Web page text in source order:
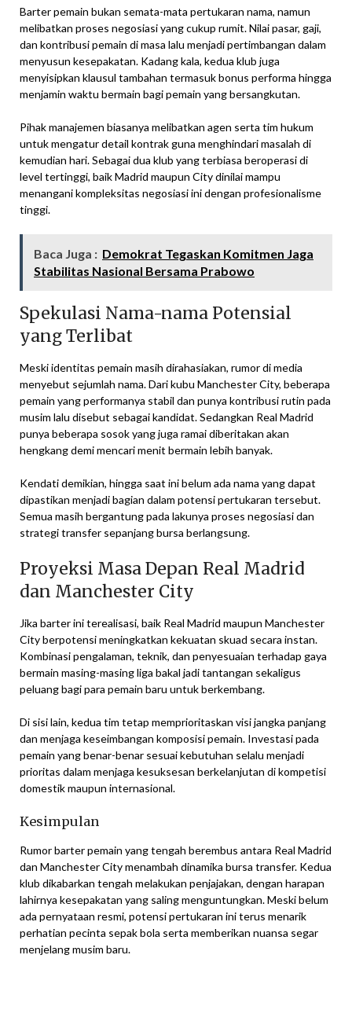
Barter pemain bukan semata-mata pertukaran nama, namun
melibatkan proses negosiasi yang cukup rumit. Nilai pasar, gaji,
dan kontribusi pemain di masa lalu menjadi pertimbangan dalam
menyusun kesepakatan. Kadang kala, kedua klub juga
menyisipkan klausul tambahan termasuk bonus performa hingga
menjamin waktu bermain bagi pemain yang bersangkutan.
Pihak manajemen biasanya melibatkan agen serta tim hukum
untuk mengatur detail kontrak guna menghindari masalah di
kemudian hari. Sebagai dua klub yang terbiasa beroperasi di
level tertinggi, baik Madrid maupun City dinilai mampu
menangani kompleksitas negosiasi ini dengan profesionalisme
tinggi.
Baca Juga : Demokrat Tegaskan Komitmen Jaga
Stabilitas Nasional Bersama Prabowo
Spekulasi Nama-nama Potensial
yang Terlibat
Meski identitas pemain masih dirahasiakan, rumor di media
menyebut sejumlah nama. Dari kubu Manchester City, beberapa
pemain yang performanya stabil dan punya kontribusi rutin pada
musim lalu disebut sebagai kandidat. Sedangkan Real Madrid
punya beberapa sosok yang juga ramai diberitakan akan
hengkang demi mencari menit bermain lebih banyak.
Kendati demikian, hingga saat ini belum ada nama yang dapat
dipastikan menjadi bagian dalam potensi pertukaran tersebut.
Semua masih bergantung pada lakunya proses negosiasi dan
strategi transfer sepanjang bursa berlangsung.
Proyeksi Masa Depan Real Madrid
dan Manchester City
Jika barter ini terealisasi, baik Real Madrid maupun Manchester
City berpotensi meningkatkan kekuatan skuad secara instan.
Kombinasi pengalaman, teknik, dan penyesuaian terhadap gaya
bermain masing-masing liga bakal jadi tantangan sekaligus
peluang bagi para pemain baru untuk berkembang.
Di sisi lain, kedua tim tetap memprioritaskan visi jangka panjang
dan menjaga keseimbangan komposisi pemain. Investasi pada
pemain yang benar-benar sesuai kebutuhan selalu menjadi
prioritas dalam menjaga kesuksesan berkelanjutan di kompetisi
domestik maupun internasional.
Kesimpulan
Rumor barter pemain yang tengah berembus antara Real Madrid
dan Manchester City menambah dinamika bursa transfer. Kedua
klub dikabarkan tengah melakukan penjajakan, dengan harapan
lahirnya kesepakatan yang saling menguntungkan. Meski belum
ada pernyataan resmi, potensi pertukaran ini terus menarik
perhatian pecinta sepak bola serta memberikan nuansa segar
menjelang musim baru.